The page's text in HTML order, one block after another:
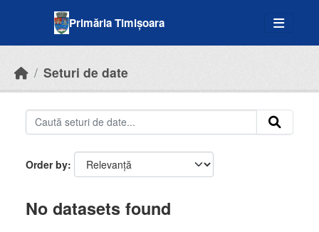
Primăria Timișoara
Seturi de date
Order by
No datasets found